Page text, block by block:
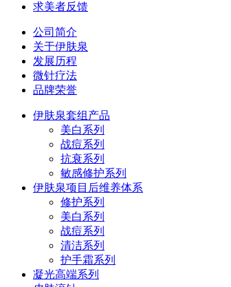
求美者反馈
公司简介
关于伊肤泉
发展历程
微针疗法
品牌荣誉
伊肤泉套组产品
美白系列
战痘系列
抗衰系列
敏感修护系列
伊肤泉项目后维养体系
修护系列
美白系列
战痘系列
清洁系列
护手霜系列
凝光高端系列